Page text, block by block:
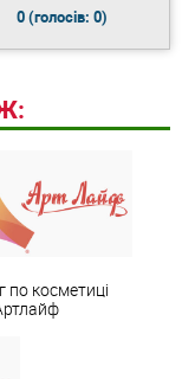
0(голосів: 0)
по косметиці